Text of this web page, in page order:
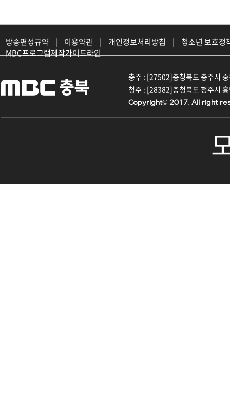
방송편성규약 | 이용약관 | 개인정보처리방침 |
청소년 보호정
MBC프로그램제작가이드라인
충주 : [27502]충청북도 충주시
청주 : [28382]충청북도 청주시
Copyright© 2017. All right